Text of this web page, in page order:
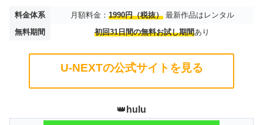
料金体系 月額料金： 1990円（税抜）最新作品はレンタル
無料期間
初回31日間の無料お試し期間あり
U-NEXTの公式サイトを見る
👑 hulu